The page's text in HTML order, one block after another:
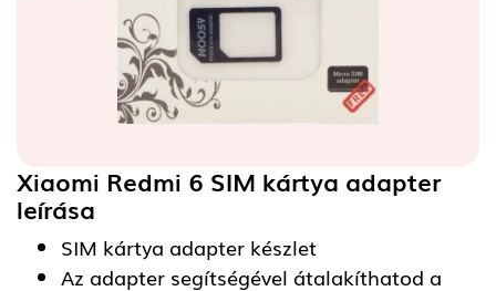
Xiaomi Redmi 6 SIM kártya adapter
leírása
SIM kártya adapter készlet
Az adapter segítségével átalakíthatod a